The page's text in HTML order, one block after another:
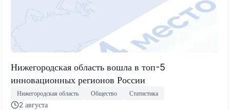
Нижегородская область вошла в топ-5
инновационных регионов России
Нижегородская область Общество Статистика
2 августа